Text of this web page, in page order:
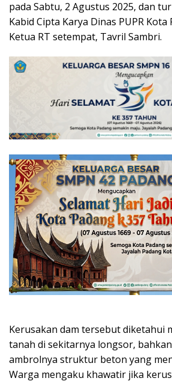
pada Sabtu, 2 Agustus 2025, dan
Kabid Cipta Karya Dinas PUPR
Ketua RT setempat, Tavril Sambri.
Kerusakan dam tersebut diketahui
tanah di sekitarnya longsor,
ambrolnya struktur beton yang
Warga mengaku khawatir jika